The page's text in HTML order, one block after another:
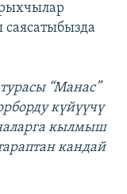
“Манас”
күйүүчү
кылмыш
кандай